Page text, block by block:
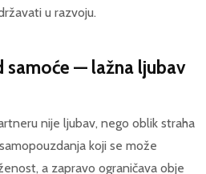
u razvoju.
samoće — lažna ljubav
nije ljubav, nego oblik straha
koji se može
a zapravo ograničava obje